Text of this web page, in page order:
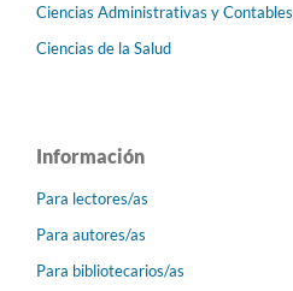
Ciencias Administrativas y Contables
Ciencias de la Salud
Información
Para lectores/as
Para autores/as
Para bibliotecarios/as